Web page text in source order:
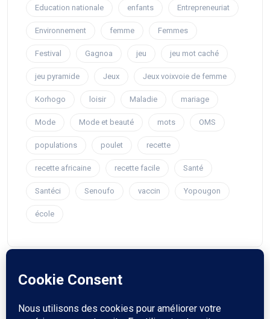
Education nationale enfants Entrepreneuriat
Environnement femme Femmes
Festival Gagnoa jeu jeu mot caché
jeu pyramide Jeux Jeux voixvoie de femme
Korhogo loisir Maladie mariage
Mode Mode et beauté mots OMS
populations poulet recette
recette africaine recette facile Santé
Santéci Senoufo vaccin Yopougon
école
© 2023 voiedefemme. Touts droit reservés.